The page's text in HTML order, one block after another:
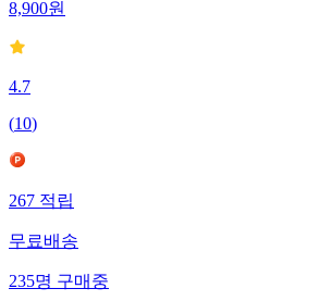
8,900원
4.7
(10)
267적립
무료배송
235명구매중